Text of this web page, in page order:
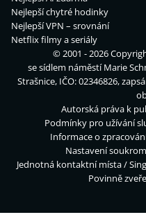
Nejlepší chytré hodinky
Nejlepší VPN – srovnání
Netflix filmy a seriály
© 2001 - 2026
se sídlem náměstí Marie
Strašnice, IČO: 02346826,
Autorská práva k
Podmínky pro užívání
Informace o
Nastavení
Jednotná kontaktní místa /
Povinně